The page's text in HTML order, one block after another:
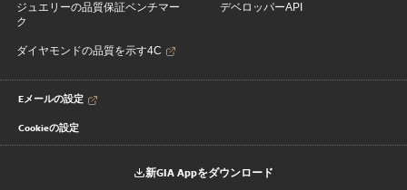
ジュエリーの品質保証ベンチマー
ク
ダイヤモンドの品質を示す4C
デベロッパーAPI
Eメールの設定
Cookieの設定
新GIA Appをダウンロード